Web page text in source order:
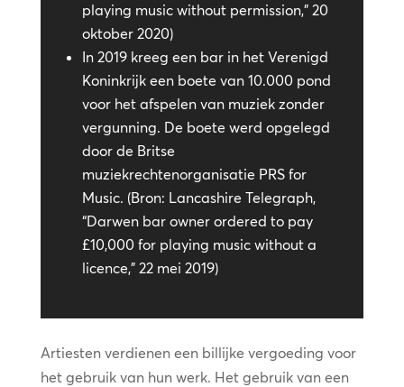
playing music without permission,” 20
oktober 2020)
In 2019 kreeg een bar in het Verenigd
Koninkrijk een boete van 10.000 pond
voor het afspelen van muziek zonder
vergunning. De boete werd opgelegd
door de Britse
muziekrechtenorganisatie PRS for
Music. (Bron: Lancashire Telegraph,
“Darwen bar owner ordered to pay
£10,000 for playing music without a
licence,” 22 mei 2019)
Artiesten verdienen een billijke vergoeding voor
het gebruik van hun werk. Het gebruik van een